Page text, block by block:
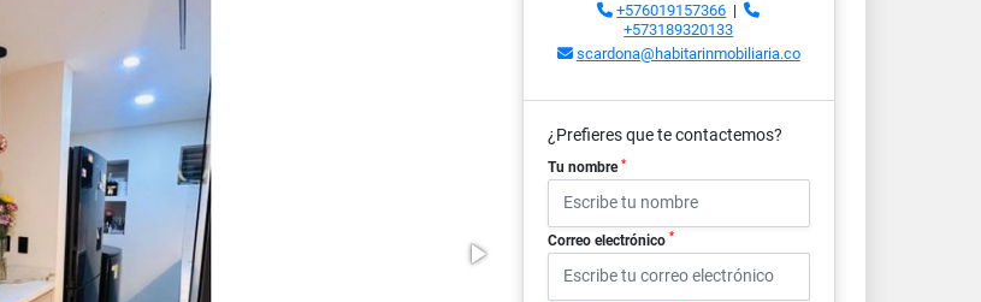
+576019157366 |
+573189320133
scardona@habitarinmobiliaria.co
¿Prefieres que te contactemos?
Tu nombre *
Correo electrónico *